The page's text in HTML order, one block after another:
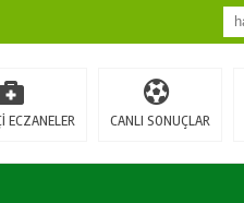
ECZANELER CANLI SONUÇLAR